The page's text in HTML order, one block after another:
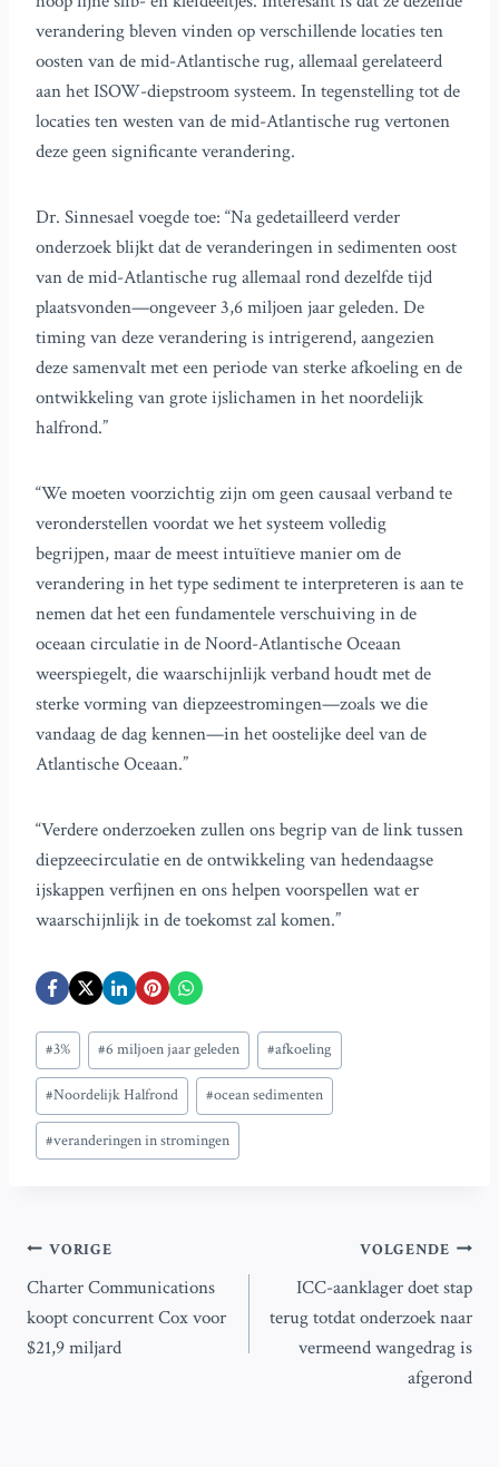
verandering bleven vinden op verschillende locaties ten
oosten van de mid-Atlantische rug, allemaal gerelateerd
aan het ISOW-diepstroom systeem. In tegenstelling tot de
locaties ten westen van de mid-Atlantische rug vertonen
deze geen significante verandering.
Dr. Sinnesael voegde toe: “Na gedetailleerd verder
onderzoek blijkt dat de veranderingen in sedimenten oost
van de mid-Atlantische rug allemaal rond dezelfde tijd
plaatsvonden—ongeveer 3,6 miljoen jaar geleden. De
timing van deze verandering is intrigerend, aangezien
deze samenvalt met een periode van sterke afkoeling en de
ontwikkeling van grote ijslichamen in het noordelijk
halfrond.”
“We moeten voorzichtig zijn om geen causaal verband te
veronderstellen voordat we het systeem volledig
begrijpen, maar de meest intuïtieve manier om de
verandering in het type sediment te interpreteren is aan te
nemen dat het een fundamentele verschuiving in de
oceaan circulatie in de Noord-Atlantische Oceaan
weerspiegelt, die waarschijnlijk verband houdt met de
sterke vorming van diepzeestromingen—zoals we die
vandaag de dag kennen—in het oostelijke deel van de
Atlantische Oceaan.”
“Verdere onderzoeken zullen ons begrip van de link tussen
diepzeecirculatie en de ontwikkeling van hedendaagse
ijskappen verfijnen en ons helpen voorspellen wat er
waarschijnlijk in de toekomst zal komen.”
Bericht
tags:
#3% #6 miljoen jaar geleden #afkoeling
#Noordelijk Halfrond #ocean sedimenten
#veranderingen in stromingen
Bericht
navigatie
VORIGE
Charter Communications
koopt concurrent Cox voor
$21,9 miljard
VOLGENDE
ICC-aanklager doet stap
terug totdat onderzoek naar
vermeend wangedrag is
afgerond